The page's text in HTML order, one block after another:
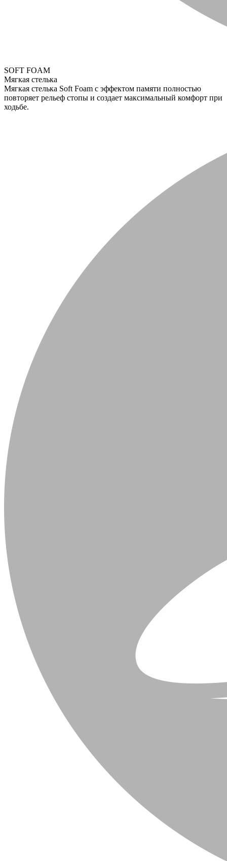
SOFT FOAM
Мягкая стелька
Мягкая стелька Soft Foam с эффектом памяти полностью
повторяет рельеф стопы и создает максимальный комфорт при
ходьбе.